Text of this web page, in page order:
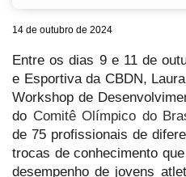
14 de outubro de 2024
Entre os dias 9 e 11 de
e Esportiva da CBDN,
Workshop de
do Comitê Olímpico do
de 75 profissionais de
trocas de conhecimento
desempenho de jovens